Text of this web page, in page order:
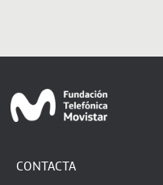
CONTACTA